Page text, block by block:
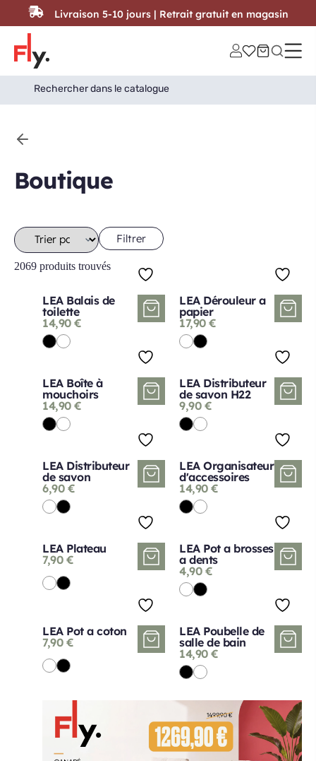
Passer au contenu
Search
for:
Search Button
Boutique
Filtrer
2069 produits trouvés
LEA Balais de
toilette
14,90 €
LEA Dérouleur a
papier
17,90 €
LEA Boîte à
mouchoirs
14,90 €
LEA Distributeur
de savon H22
9,90 €
LEA Distributeur
de savon
6,90 €
LEA Organisateur
d'accessoires
14,90 €
LEA Plateau
7,90 €
LEA Pot a brosses
a dents
4,90 €
LEA Pot a coton
7,90 €
LEA Poubelle de
salle de bain
14,90 €
Livraison 5-10 jours | Retrait gratuit en magasin